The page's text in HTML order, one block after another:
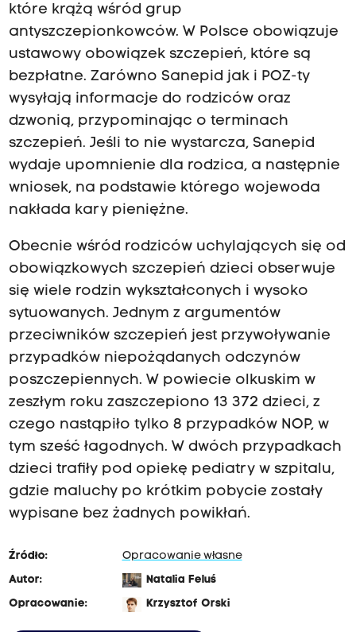
które krążą wśród grup
antyszczepionkowców. W Polsce obowiązuje
ustawowy obowiązek szczepień, które są
bezpłatne. Zarówno Sanepid jak i POZ-ty
wysyłają informacje do rodziców oraz
dzwonią, przypominając o terminach
szczepień. Jeśli to nie wystarcza, Sanepid
wydaje upomnienie dla rodzica, a następnie
wniosek, na podstawie którego wojewoda
nakłada kary pieniężne.
Obecnie wśród rodziców uchylających się od
obowiązkowych szczepień dzieci obserwuje
się wiele rodzin wykształconych i wysoko
sytuowanych. Jednym z argumentów
przeciwników szczepień jest przywoływanie
przypadków niepożądanych odczynów
poszczepiennych. W powiecie olkuskim w
zeszłym roku zaszczepiono 13 372 dzieci, z
czego nastąpiło tylko 8 przypadków NOP, w
tym sześć łagodnych. W dwóch przypadkach
dzieci trafiły pod opiekę pediatry w szpitalu,
gdzie maluchy po krótkim pobycie zostały
wypisane bez żadnych powikłań.
Źródło:
Opracowanie własne
Autor:
Natalia Feluś
Opracowanie:
Krzysztof Orski